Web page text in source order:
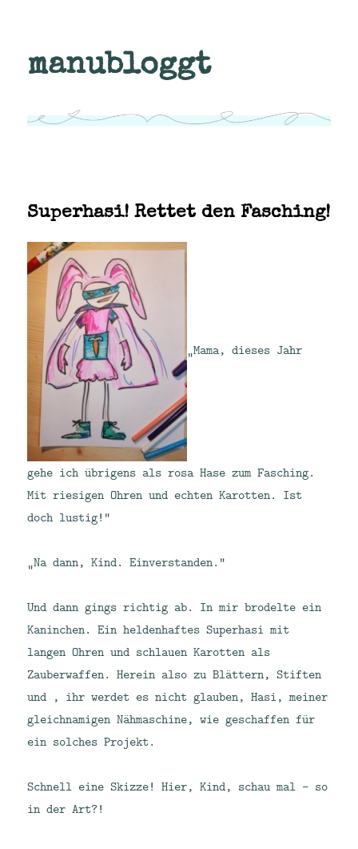
manubloggt
Superhasi! Rettet den Fasching!
„Mama, dieses Jahr
gehe ich übrigens als rosa Hase zum Fasching.
Mit riesigen Ohren und echten Karotten. Ist
doch lustig!“
„Na dann, Kind. Einverstanden.“
Und dann gings richtig ab. In mir brodelte ein
Kaninchen. Ein heldenhaftes Superhasi mit
langen Ohren und schlauen Karotten als
Zauberwaffen. Herein also zu Blättern, Stiften
und , ihr werdet es nicht glauben, Hasi, meiner
gleichnamigen Nähmaschine, wie geschaffen für
ein solches Projekt.
Schnell eine Skizze! Hier, Kind, schau mal – so
in der Art?!